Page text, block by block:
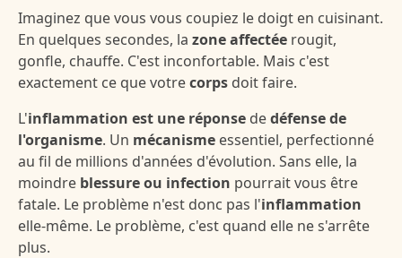
Imaginez que vous vous coupiez le doigt en cuisinant.
En quelques secondes, la zone affectée rougit,
gonfle, chauffe. C'est inconfortable. Mais c'est
exactement ce que votrecorps doit faire.
L'inflammation est une réponse dedéfense de
l'organisme. Un mécanisme essentiel, perfectionné
au fil de millions d'années d'évolution. Sans elle, la
moindre blessure ou infection pourrait vous être
fatale. Le problème n'est donc pas l'inflammation
elle-même. Le problème, c'est quand elle ne s'arrête
plus.